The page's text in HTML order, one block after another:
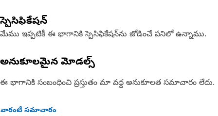
స్పెసిఫికేషన్
మేము ఇప్పటికీ ఈ భాగానికి స్పెసిఫికేషన్‌ను జోడించే పనిలో ఉన్నాము.
అనుకూలమైన మోడల్స్
ఈ భాగానికి సంబంధించి ప్రస్తుతం మా వద్ద అనుకూలత సమాచారం లేదు.
వారంటీ సమాచారం